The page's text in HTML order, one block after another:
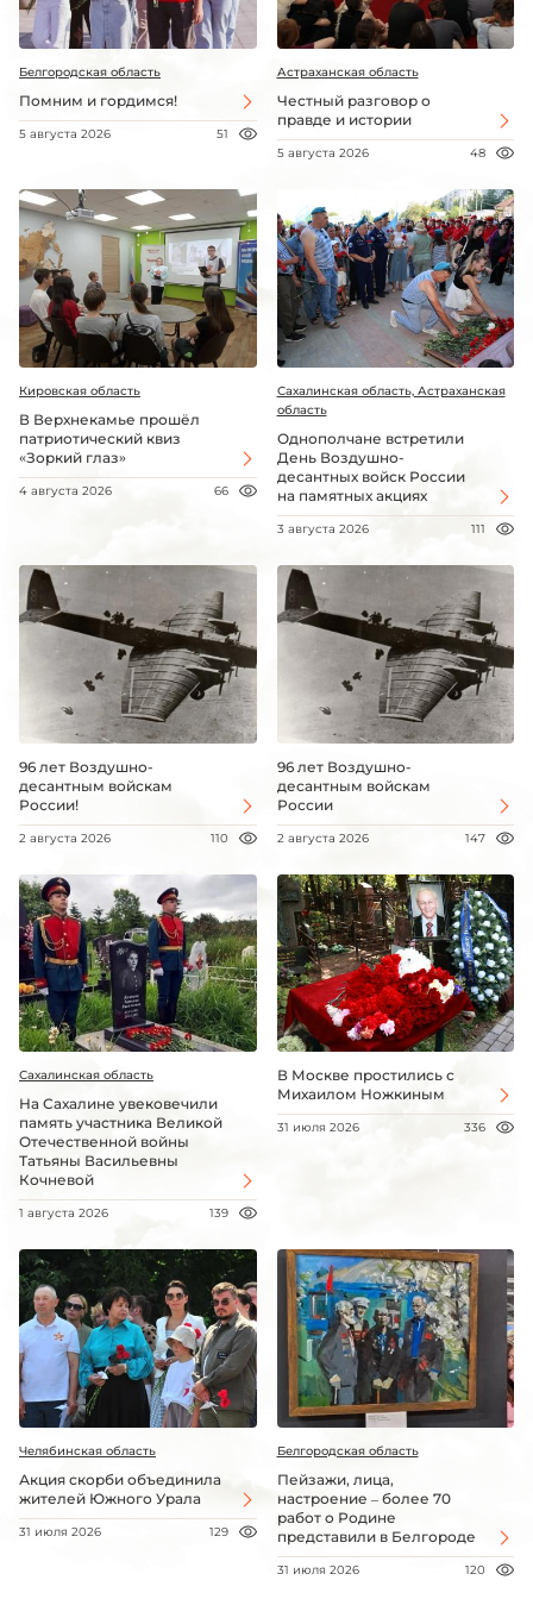
Белгородская область
Помним и гордимся!
5 августа 2026 51
Астраханская область
Честный разговор о
правде и истории
5 августа 2026 48
Кировская область
В Верхнекамье прошёл
патриотический квиз
«Зоркий глаз»
4 августа 2026 66
Сахалинская область, Астраханская
область
Однополчане встретили
День Воздушно-
десантных войск России
на памятных акциях
3 августа 2026 111
96 лет Воздушно-
десантным войскам
России!
2 августа 2026 110
96 лет Воздушно-
десантным войскам
России
2 августа 2026 147
Сахалинская область
На Сахалине увековечили
память участника Великой
Отечественной войны
Татьяны Васильевны
Кочневой
1 августа 2026 139
В Москве простились с
Михаилом Ножкиным
31 июля 2026 336
Челябинская область
Акция скорби объединила
жителей Южного Урала
31 июля 2026 129
Белгородская область
Пейзажи, лица,
настроение – более 70
работ о Родине
представили в Белгороде
31 июля 2026 120